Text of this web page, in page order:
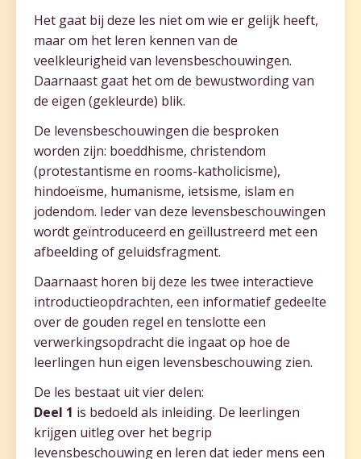
Het gaat bij deze les niet om wie er gelijk heeft,
maar om het leren kennen van de
veelkleurigheid van levensbeschouwingen.
Daarnaast gaat het om de bewustwording van
de eigen (gekleurde) blik.
De levensbeschouwingen die besproken
worden zijn: boeddhisme, christendom
(protestantisme en rooms-katholicisme),
hindoeïsme, humanisme, ietsisme, islam en
jodendom. Ieder van deze levensbeschouwingen
wordt geïntroduceerd en geïllustreerd met een
afbeelding of geluidsfragment.
Daarnaast horen bij deze les twee interactieve
introductieopdrachten, een informatief gedeelte
over de gouden regel en tenslotte een
verwerkingsopdracht die ingaat op hoe de
leerlingen hun eigen levensbeschouwing zien.
De les bestaat uit vier delen:
Deel 1 is bedoeld als inleiding. De leerlingen
krijgen uitleg over het begrip
levensbeschouwing en leren dat ieder mens een